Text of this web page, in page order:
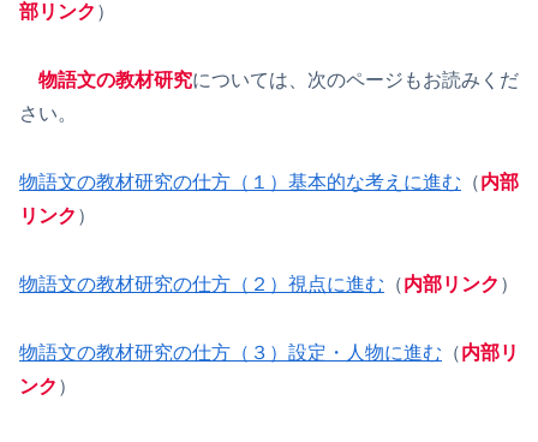
部リンク ）
物語文の教材研究については、次のページもお読みくだ
さい。
物語文の教材研究の仕方（１）基本的な考えに進む （内部
リンク ）
物語文の教材研究の仕方（２）視点に進む （内部リンク ）
物語文の教材研究の仕方（３）設定・人物に進む （内部リ
ンク ）